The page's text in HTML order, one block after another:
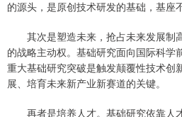
的源头，是原创技术研发的基础，基座
其次是塑造未来，抢占未来发展制
的战略主动权。基础研究面向国际科学
重大基础研究突破是触发颠覆性技术创
展、培育未来新产业新赛道的关键。
再者是培养人才。基础研究依靠人